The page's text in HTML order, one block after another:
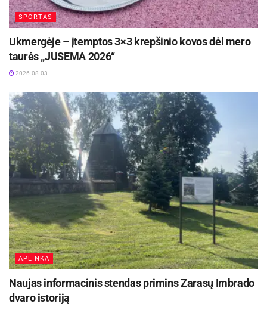
Šaltinis: Ukmergės rajono savivaldybė
SPORTAS
Ukmergėje – įtemptos 3×3 krepšinio kovos dėl mero
taurės „JUSEMA 2026“
2026-08-03
APLINKA
Naujas informacinis stendas primins Zarasų Imbrado
dvaro istoriją